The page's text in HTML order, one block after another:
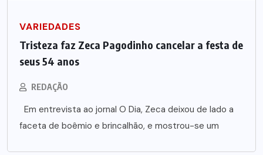
VARIEDADES
Tristeza faz Zeca Pagodinho cancelar a festa de
seus 54 anos
REDAÇÃO
Em entrevista ao jornal O Dia, Zeca deixou de lado a
faceta de boêmio e brincalhão, e mostrou-se um